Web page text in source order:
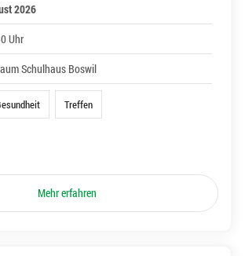
2026
Uhr
Schulhaus Boswil
Treffen
Mehr erfahren